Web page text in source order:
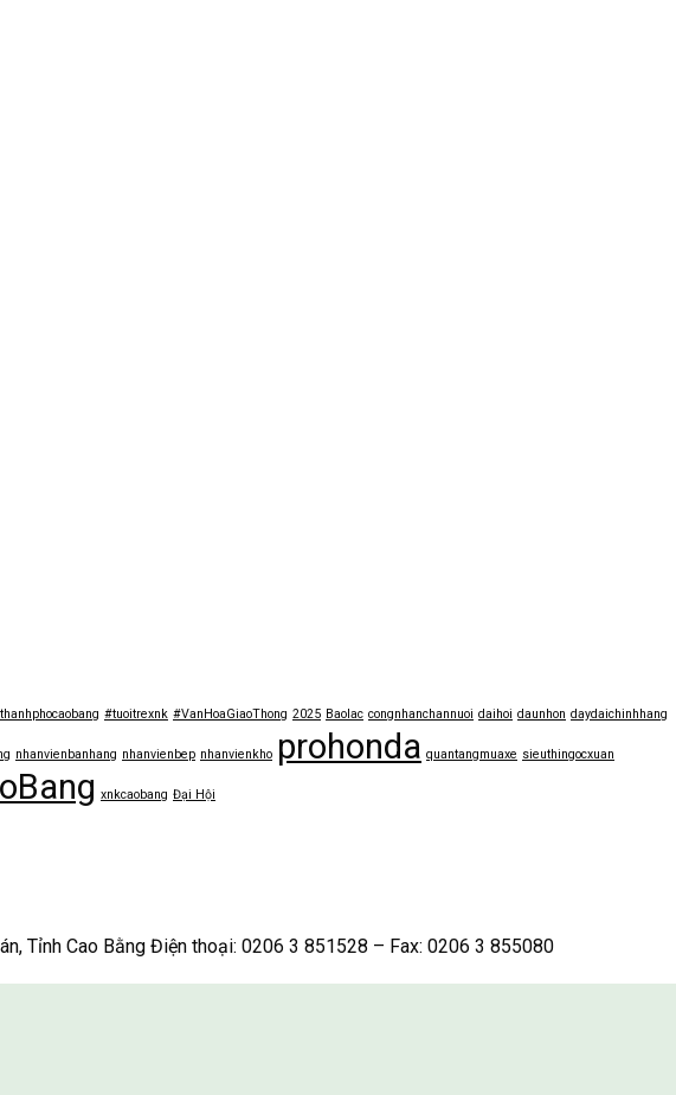
#tuoitrexnk #VanHoaGiaoThong 2025 Baolac congnhanchannuoi daihoi daunhon daydaichinhhang
nhanvienbanhang nhanvienbep nhanvienkho prohonda quantangmuaxe sieuthingocxuan
xnkcaobang Đại Hội
Tỉnh Cao Bằng Điện thoại: 0206 3 851528 – Fax: 0206 3 855080